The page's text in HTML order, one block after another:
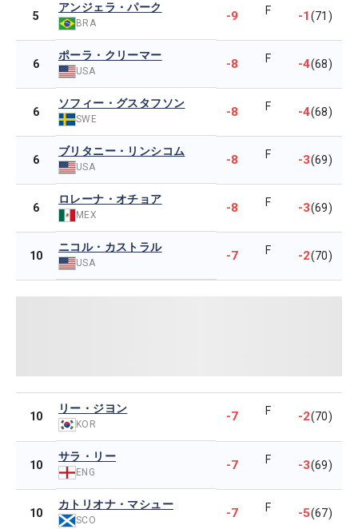
5
アンジェラ・パーク
BRA -9 F -1(71)
6
ポーラ・クリーマー
USA -8 F -4(68)
6
ソフィー・グスタフソン
SWE -8 F -4(68)
6
ブリタニー・リンシコム
USA -8 F -3(69)
6
ロレーナ・オチョア
MEX -8 F -3(69)
10
ニコル・カストラル
USA -7 F -2(70)
10
リー・ジヨン
KOR
-7 F -2(70)
10
サラ・リー
ENG -7 F -3(69)
10
カトリオナ・マシュー
SCO -7 F -5(67)